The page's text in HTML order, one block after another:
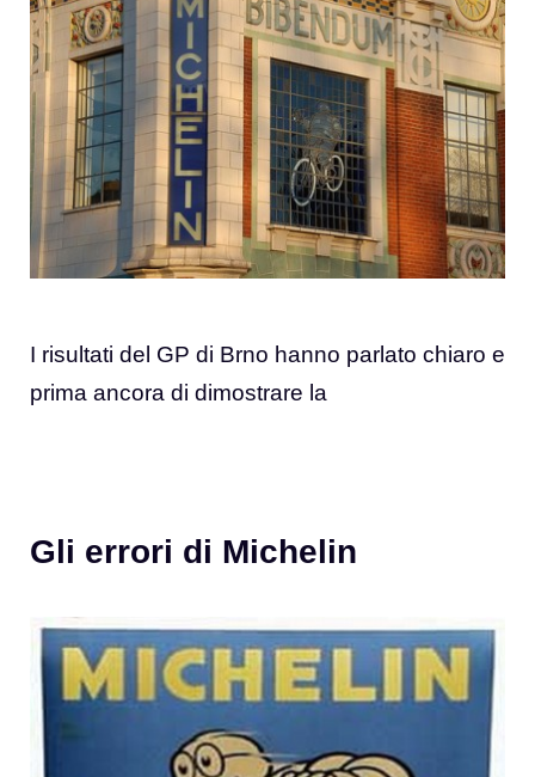
I risultati del GP di Brno hanno parlato chiaro e
prima ancora di dimostrare la
Gli errori di Michelin